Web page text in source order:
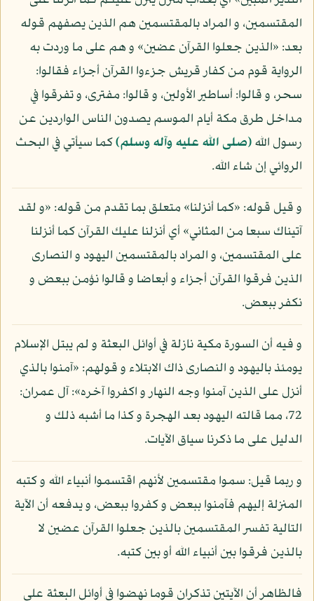
المقتسمين، و المراد بالمقتسمين هم الذين يصفهم قوله
بعد: «الذين جعلوا القرآن عضين» و هم على ما وردت به
الرواية قوم من كفار قريش جزءوا القرآن أجزاء فقالوا:
سحر، و قالوا: أساطير الأولين، و قالوا: مفترى، و تفرقوا في
مداخل طرق مكة أيام الموسم يصدون الناس الواردين عن
رسول الله(صلى الله عليه وآله وسلم)كما سيأتي في البحث
الروائي إن شاء الله.
و قيل قوله: «كما أنزلنا» متعلق بما تقدم من قوله: «و لقد
آتيناك سبعا من المثاني» أي أنزلنا عليك القرآن كما أنزلنا
على المقتسمين، و المراد بالمقتسمين اليهود و النصارى
الذين فرقوا القرآن أجزاء و أبعاضا و قالوا نؤمن ببعض و
نكفر ببعض.
و فيه أن السورة مكية نازلة في أوائل البعثة و لم يبتل الإسلام
يومئذ باليهود و النصارى ذاك الابتلاء و قولهم: «آمنوا بالذي
أنزل على الذين آمنوا وجه النهار و اكفروا آخره»: آل عمران:
72، مما قالته اليهود بعد الهجرة و كذا ما أشبه ذلك و
الدليل على ما ذكرنا سياق الآيات.
و ربما قيل: سموا مقتسمين لأنهم اقتسموا أنبياء الله و كتبه
المنزلة إليهم فآمنوا ببعض و كفروا ببعض، و يدفعه أن الآية
التالية تفسر المقتسمين بالذين جعلوا القرآن عضين لا
بالذين فرقوا بين أنبياء الله أو بين كتبه.
فالظاهر أن الآيتين تذكران قوما نهضوا في أوائل البعثة على